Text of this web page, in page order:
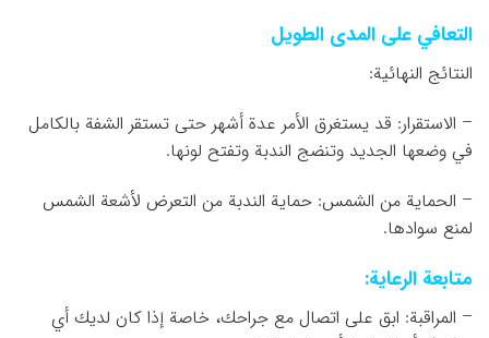
التعافي على المدى الطويل
النتائج النهائية:
– الاستقرار: قد يستغرق الأمر عدة أشهر حتى تستقر الشفة بالكامل
في وضعها الجديد وتنضج الندبة وتفتح لونها.
– الحماية من الشمس: حماية الندبة من التعرض لأشعة الشمس
لمنع سوادها.
متابعة الرعاية:
– المراقبة: ابق على اتصال مع جراحك، خاصة إذا كان لديك أي